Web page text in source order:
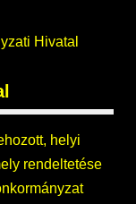
Hivatal
helyi
rendeltetése